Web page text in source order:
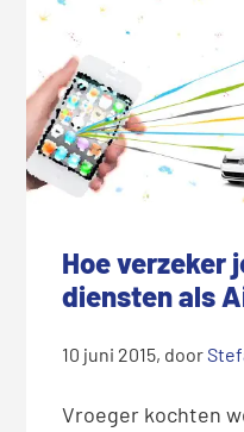
Hoe verzeker
diensten als
10 juni 2015, door
Vroeger kochten